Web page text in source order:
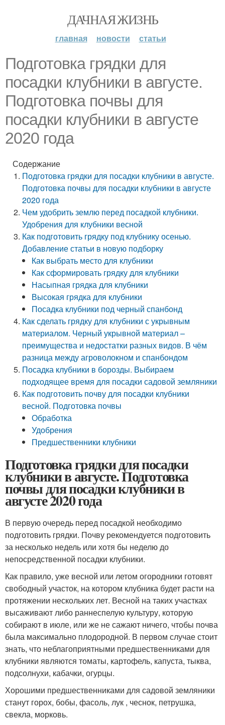
ДАЧНАЯ ЖИЗНЬ
главная новости статьи
Подготовка грядки для
посадки клубники в августе.
Подготовка почвы для
посадки клубники в августе
2020 года
Содержание
Подготовка грядки для посадки клубники в августе.
Подготовка почвы для посадки клубники в августе
2020 года
Чем удобрить землю перед посадкой клубники.
Удобрения для клубники весной
Как подготовить грядку под клубнику осенью.
Добавление статьи в новую подборку
Как выбрать место для клубники
Как сформировать грядку для клубники
Насыпная грядка для клубники
Высокая грядка для клубники
Посадка клубники под черный спанбонд
Как сделать грядку для клубники с укрывным
материалом. Черный укрывной материал –
преимущества и недостатки разных видов. В чём
разница между агроволокном и спанбондом
Посадка клубники в борозды. Выбираем
подходящее время для посадки садовой земляники
Как подготовить почву для посадки клубники
весной. Подготовка почвы
Обработка
Удобрения
Предшественники клубники
Подготовка грядки для посадки
клубники в августе. Подготовка
почвы для посадки клубники в
августе 2020 года
В первую очередь перед посадкой необходимо
подготовить грядки. Почву рекомендуется подготовить
за несколько недель или хотя бы неделю до
непосредственной посадки клубники.
Как правило, уже весной или летом огородники готовят
свободный участок, на котором клубника будет расти на
протяжении нескольких лет. Весной на таких участках
высаживают либо раннеспелую культуру, которую
собирают в июле, или же не сажают ничего, чтобы почва
была максимально плодородной. В первом случае стоит
знать, что неблагоприятными предшественниками для
клубники являются томаты, картофель, капуста, тыква,
подсолнухи, кабачки, огурцы.
Хорошими предшественниками для садовой земляники
станут горох, бобы, фасоль, лук , чеснок, петрушка,
свекла, морковь.